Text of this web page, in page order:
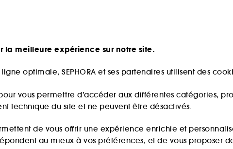
l’équilibre naturel de la peau. Enrichis en ginseng et en
tous les types de peau.
des ridules et redonnent de l’éclat au regard. Grâce à
offrent une hydratation intense et renforcent la barrière
?
les produits Beauty of Joseon :
la meilleure expérience sur notre site.
optimale, SEPHORA et ses partenaires utilisent des
vous permettre d’accéder aux différentes catégories,
technique du site et ne peuvent être désactivés.
de vous offrir une expérience enrichie et
au mieux à vos préférences, et de vous proposer